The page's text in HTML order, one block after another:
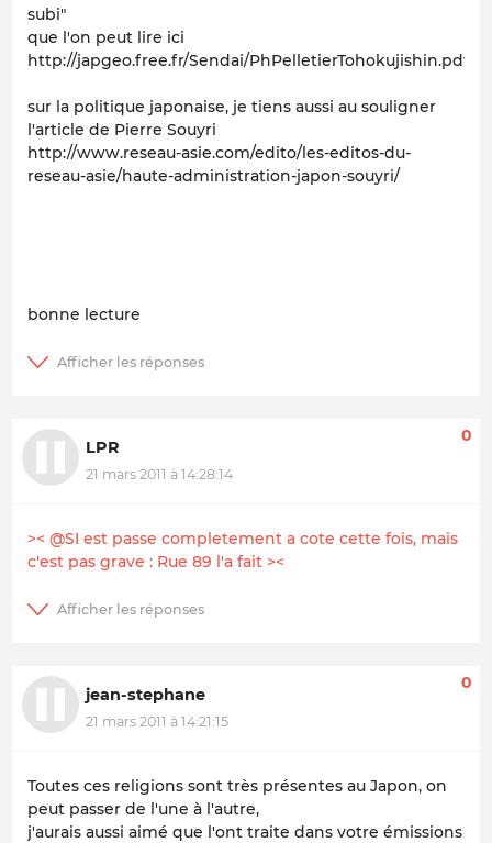
subi"
que l'on peut lire ici
http://japgeo.free.fr/Sendai/PhPelletierTohokujishin.pdf
sur la politique japonaise, je tiens aussi au souligner
l'article de Pierre Souyri
http://www.reseau-asie.com/edito/les-editos-du-
reseau-asie/haute-administration-japon-souyri/
bonne lecture
LPR
21 mars 2011 à 14:28:14
0
>< @SI est passe completement a cote cette fois, mais
c'est pas grave : Rue 89 l'a fait ><
jean-stephane
21 mars 2011 à 14:21:15
0
Toutes ces religions sont très présentes au Japon, on
peut passer de l'une à l'autre,
j'aurais aussi aimé que l'ont traite dans votre émissions